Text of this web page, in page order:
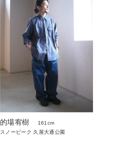
的場宥樹
161cm
スノーピーク 久屋大通公園